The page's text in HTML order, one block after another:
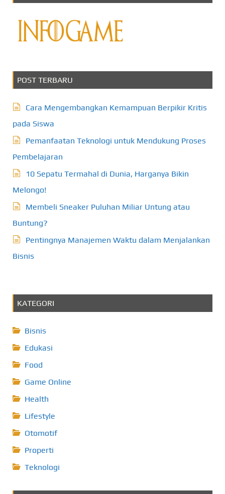
POST TERBARU
Cara Mengembangkan Kemampuan Berpikir Kritis
pada Siswa
Pemanfaatan Teknologi untuk Mendukung Proses
Pembelajaran
10 Sepatu Termahal di Dunia, Harganya Bikin
Melongo!
Membeli Sneaker Puluhan Miliar Untung atau
Buntung?
Pentingnya Manajemen Waktu dalam Menjalankan
Bisnis
KATEGORI
Bisnis
Edukasi
Food
Game Online
Health
Lifestyle
Otomotif
Properti
Teknologi